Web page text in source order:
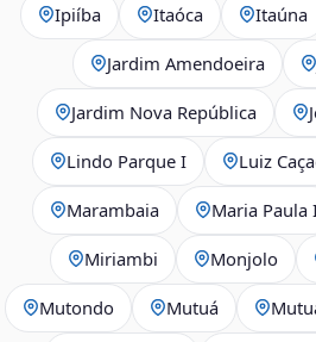
Ipiíba Itaóca Itaúna
Jardim Amendoeira
Jardim Nova República
Lindo Parque I Luiz
Marambaia Maria Paula
Miriambi Monjolo
Mutondo Mutuá